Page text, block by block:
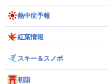
熱中症予報
紅葉情報
スキー＆スノボ
初詣